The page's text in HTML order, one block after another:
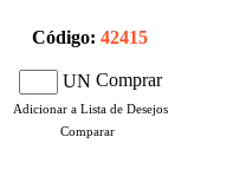
Código: 42415
UN Comprar
Adicionar a Lista de Desejos
Comparar